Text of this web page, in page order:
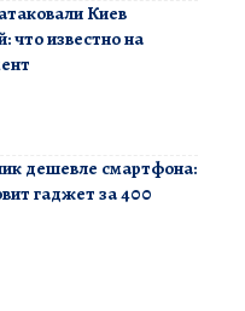
Киев
что известно на
дешевле смартфона:
гаджет за 400